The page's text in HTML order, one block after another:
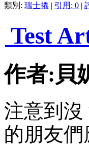
類別: 瑞士捲 | 引用: 0 |
Test
作者:貝
注意到
的朋友